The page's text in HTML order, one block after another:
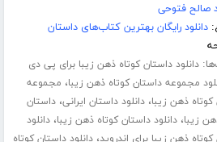
صالح فتوحی
دانلود رایگان بهترین کتاب‌های داستان
دانلود داستان کوتاه ذهن زیبا برای پی دی
مجموعه داستان کوتاه ذهن زیبا، مجموعه
کوتاه ذهن زیبا،دانلود داستان ایرانی،داستان
زیبا،دانلود داستان کوتاه ذهن زیبا،دانلود
ذهن زیبا برای اندروید،دانلود داستان کوتاه